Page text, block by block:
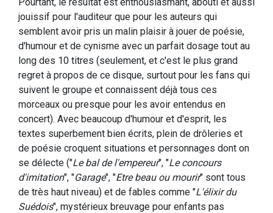
jouissif pour l'auditeur que pour les auteurs qui
semblent avoir pris un malin plaisir à jouer de poésie,
d'humour et de cynisme avec un parfait dosage tout au
long des 10 titres (seulement, et c'est le plus grand
regret à propos de ce disque, surtout pour les fans qui
suivent le groupe et connaissent déjà tous ces
morceaux ou presque pour les avoir entendus en
concert). Avec beaucoup d'humour et d'esprit, les
textes superbement bien écrits, plein de drôleries et
de poésie croquent situations et personnages dont on
se délecte ("Le bal de l'empereur", "Le concours
d'imitation", "Garage", "Etre beau ou mourir" sont tous
de très haut niveau) et de fables comme "L'élixir du
Suédois", mystérieux breuvage pour enfants pas